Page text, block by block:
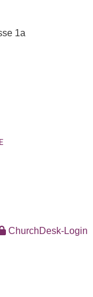
1a
ChurchDesk-Login